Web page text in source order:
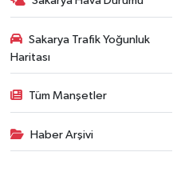
Sakarya Trafik Yoğunluk
Haritası
Tüm Manşetler
Haber Arşivi